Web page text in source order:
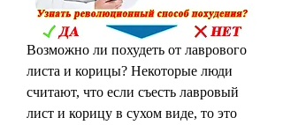
Возможно ли похудеть от лаврового
листа и корицы? Некоторые люди
считают, что если съесть лавровый
лист и корицу в сухом виде, то это